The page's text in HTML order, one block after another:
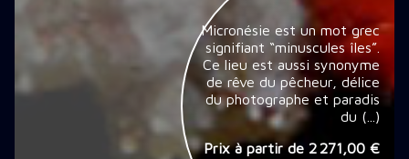
Micronésie est un mot grec
signifiant “minuscules îles”.
Ce lieu est aussi synonyme
de rêve du pêcheur, délice
du photographe et paradis
du (...)
Prix à partir de 2 271,00 €